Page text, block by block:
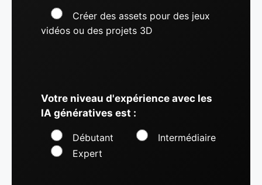
Créer des assets pour des jeux
vidéos ou des projets 3D
Votre niveau d'expérience avec les
IA génératives est :
Débutant
Intermédiaire
Expert